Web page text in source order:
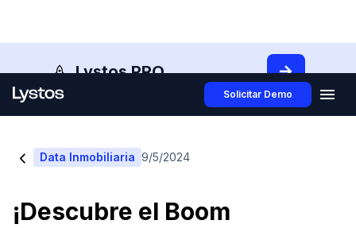
Lystos PRO
Solicitar Demo
< Data Inmobiliaria 9/5/2024
¡Descubre el Boom